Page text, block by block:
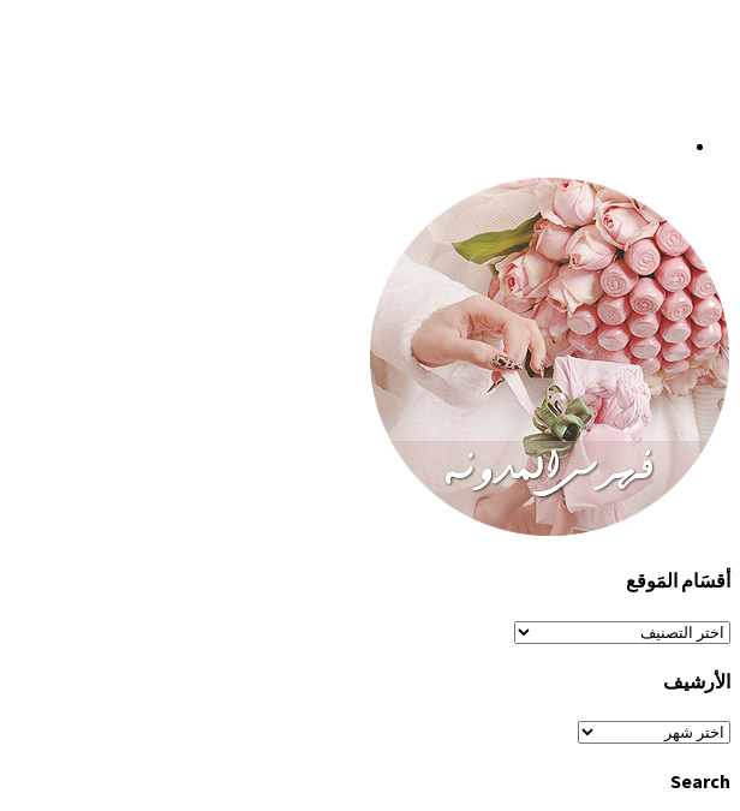
أقسَام المَوقع
أقسَام
الأرشيف
الأرشيف
Search